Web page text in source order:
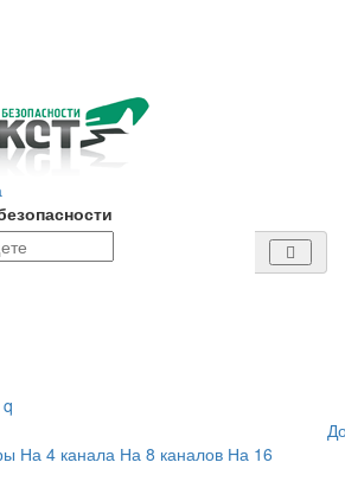
q
На 4 канала На 8 каналов На 16